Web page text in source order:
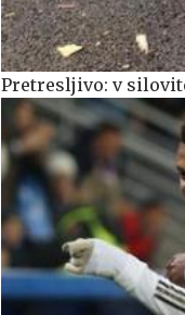
Pretresljivo: v